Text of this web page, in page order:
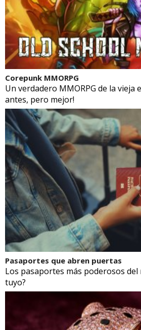
Corepunk MMORPG
Un verdadero MMORPG de la vieja
antes, pero mejor!
Pasaportes que abren puertas
Los pasaportes más poderosos del
tuyo?